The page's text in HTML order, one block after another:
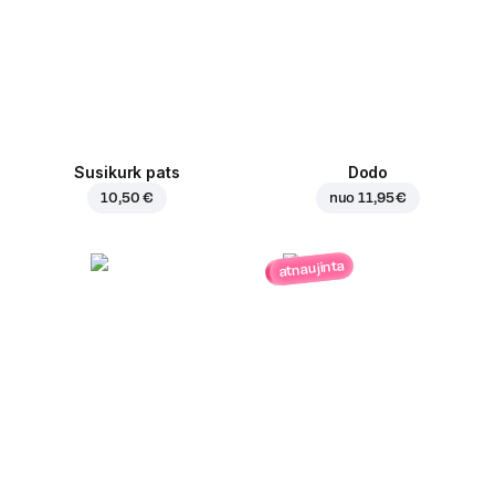
Susikurk pats
10,50 €
Dodo
nuo11,95 €
atnaujinta